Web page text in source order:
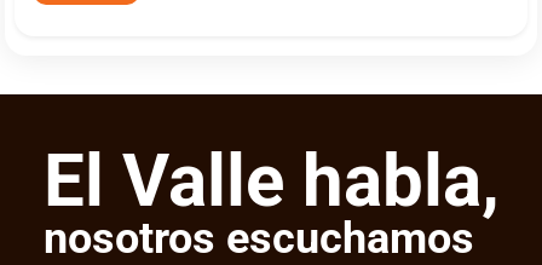
El Valle habla,
nosotros escuchamos